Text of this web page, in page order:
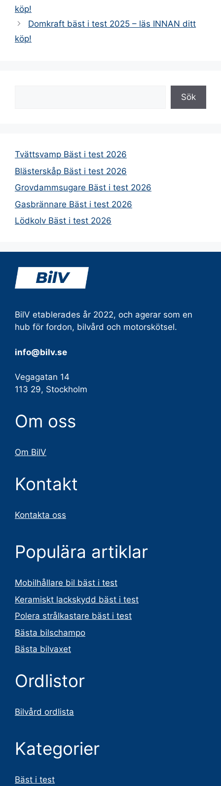
köp!
Domkraft bäst i test 2025 – läs INNAN ditt
köp!
Sök
Tvättsvamp Bäst i test 2026
Blästerskåp Bäst i test 2026
Grovdammsugare Bäst i test 2026
Gasbrännare Bäst i test 2026
Lödkolv Bäst i test 2026
BilV etablerades år 2022, och agerar som en
hub för fordon, bilvård och motorskötsel.
info@bilv.se
Vegagatan 14
113 29, Stockholm
Om oss
Om BilV
Kontakt
Kontakta oss
Populära artiklar
Mobilhållare bil bäst i test
Keramiskt lackskydd bäst i test
Polera strålkastare bäst i test
Bästa bilschampo
Bästa bilvaxet
Ordlistor
Bilvård ordlista
Kategorier
Bäst i test